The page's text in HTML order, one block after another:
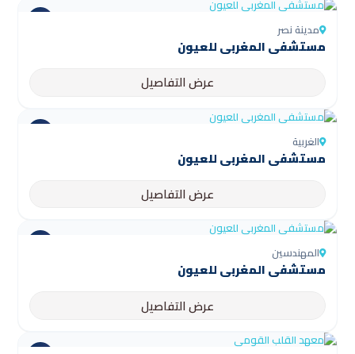
مدينة نصر
مستشفى المغربي للعيون
عرض التفاصيل
الغربية
مستشفى المغربي للعيون
عرض التفاصيل
المهندسين
مستشفى المغربي للعيون
عرض التفاصيل